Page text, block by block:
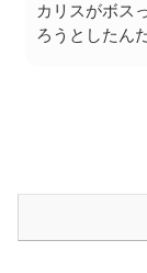
カリスがボス
ろうとしたん